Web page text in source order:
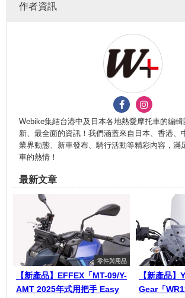
作者資訊
Webike集結台港中及日本各地熱愛摩托車的編
新、最全面的資訊！我們涵蓋來自日本、香港、
業界動態、新車發布、騎行活動等精彩內容，滿
車的熱情！
最新文章
零件與用品
【新產品】EFFEX「MT-09/Y-
AMT 2025年式用把手 Easy
【新產品】
Gear「